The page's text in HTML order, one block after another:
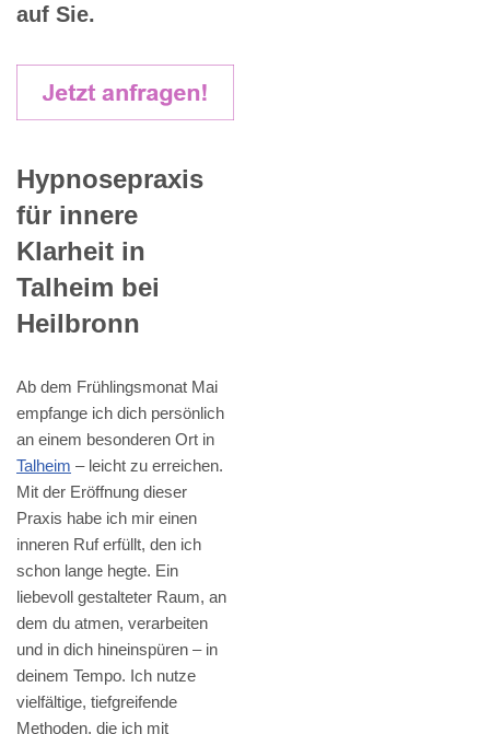
auf Sie.
Hypnosepraxis
für innere
Klarheit in
Talheim bei
Heilbronn
Ab dem Frühlingsmonat Mai
empfange ich dich persönlich
an einem besonderen Ort in
Talheim – leicht zu erreichen.
Mit der Eröffnung dieser
Praxis habe ich mir einen
inneren Ruf erfüllt, den ich
schon lange hegte. Ein
liebevoll gestalteter Raum, an
dem du atmen, verarbeiten
und in dich hineinspüren – in
deinem Tempo. Ich nutze
vielfältige, tiefgreifende
Methoden, die ich mit